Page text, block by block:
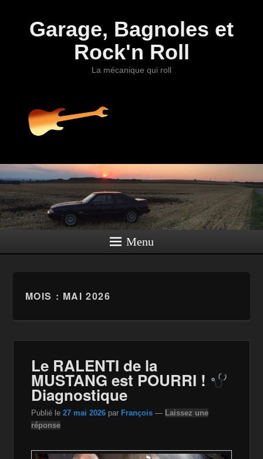
Garage, Bagnoles et
Rock'n Roll
La mécanique qui roll
Menu
MOIS : MAI 2026
Le RALENTI de la
MUSTANG est POURRI !
Diagnostique
Publié le27 mai 2026 par François — Laissez une
réponse